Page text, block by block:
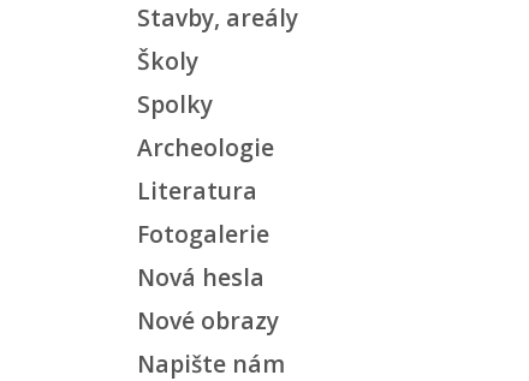
Stavby, areály
Školy
Spolky
Archeologie
Literatura
Fotogalerie
Nová hesla
Nové obrazy
Napište nám